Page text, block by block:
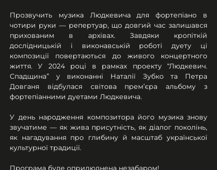
Прозвучить музика Людкевича для фортепіано в
чотири руки — репертуар, що довгий час залишався
прихованим в архівах. Завдяки кропіткій
дослідницькій і виконавській роботі дуету ці
композиції повертаються до живого концертного
життя. У 2024 році в рамках проекту “Людкевич.
Спадщина” у виконанні Наталії Зубко та Петра
Довганя відбулася світова прем’єра альбому з
фортепіанними дуетами Людкевича.
У день народження композитора його музика знову
звучатиме — як жива присутність, як діалог поколінь,
як нагадування про глибину й масштаб української
культурної традиції.
Програма буде оприлюднена незабаром!